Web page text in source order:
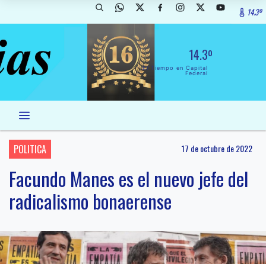
14.3º
14.3º
El Tiempo en Capital
Federal
POLITICA 17 de octubre de 2022
Facundo Manes es el nuevo jefe del
radicalismo bonaerense